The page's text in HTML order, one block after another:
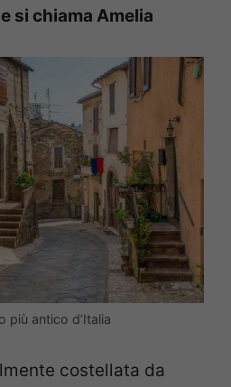
si chiama Amelia
più antico d’Italia
costellata da